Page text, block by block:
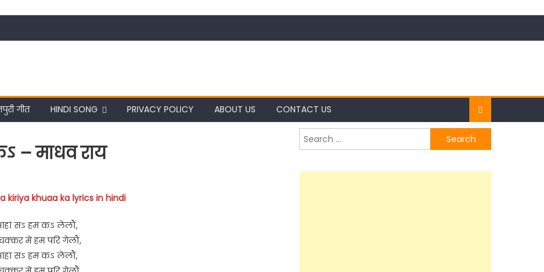
गीत HINDI SONG PRIVACY POLICY ABOUT US CONTACT US
– माधव राय
kiriya khuaa ka lyrics in hindi
सऽ हम कऽ लेलौं,
में हम परि गेलौं,
सऽ हम कऽ लेलौं,
Search
for: